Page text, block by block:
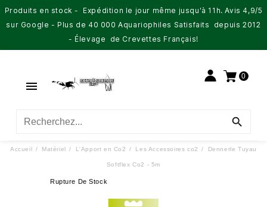
Produits en stock - Expédition le jour même jusqu'à 11h. Avis 4,9/5
sur Google - Plus de 40 000 Aquariophiles Satisfaits depuis 2012
- Élevage de Crevettes Français!

0

Accueil Matériel L'Apport en Co2 Les Accessoires co2 Dennerle Tuyau
Softflex Co2 - 5m
Rupture De Stock